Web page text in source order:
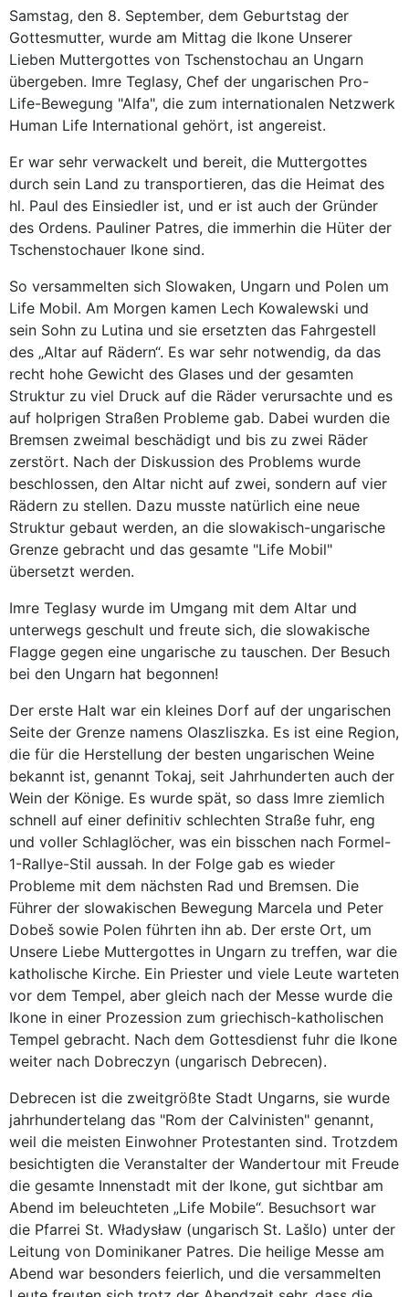
Samstag, den 8. September, dem Geburtstag der
Gottesmutter, wurde am Mittag die Ikone Unserer
Lieben Muttergottes von Tschenstochau an Ungarn
übergeben. Imre Teglasy, Chef der ungarischen Pro-
Life-Bewegung "Alfa", die zum internationalen Netzwerk
Human Life International gehört, ist angereist.
Er war sehr verwackelt und bereit, die Muttergottes
durch sein Land zu transportieren, das die Heimat des
hl. Paul des Einsiedler ist, und er ist auch der Gründer
des Ordens. Pauliner Patres, die immerhin die Hüter der
Tschenstochauer Ikone sind.
So versammelten sich Slowaken, Ungarn und Polen um
Life Mobil. Am Morgen kamen Lech Kowalewski und
sein Sohn zu Lutina und sie ersetzten das Fahrgestell
des „Altar auf Rädern“. Es war sehr notwendig, da das
recht hohe Gewicht des Glases und der gesamten
Struktur zu viel Druck auf die Räder verursachte und es
auf holprigen Straßen Probleme gab. Dabei wurden die
Bremsen zweimal beschädigt und bis zu zwei Räder
zerstört. Nach der Diskussion des Problems wurde
beschlossen, den Altar nicht auf zwei, sondern auf vier
Rädern zu stellen. Dazu musste natürlich eine neue
Struktur gebaut werden, an die slowakisch-ungarische
Grenze gebracht und das gesamte "Life Mobil"
übersetzt werden.
Imre Teglasy wurde im Umgang mit dem Altar und
unterwegs geschult und freute sich, die slowakische
Flagge gegen eine ungarische zu tauschen. Der Besuch
bei den Ungarn hat begonnen!
Der erste Halt war ein kleines Dorf auf der ungarischen
Seite der Grenze namens Olaszliszka. Es ist eine Region,
die für die Herstellung der besten ungarischen Weine
bekannt ist, genannt Tokaj, seit Jahrhunderten auch der
Wein der Könige. Es wurde spät, so dass Imre ziemlich
schnell auf einer definitiv schlechten Straße fuhr, eng
und voller Schlaglöcher, was ein bisschen nach Formel-
1-Rallye-Stil aussah. In der Folge gab es wieder
Probleme mit dem nächsten Rad und Bremsen. Die
Führer der slowakischen Bewegung Marcela und Peter
Dobeš sowie Polen führten ihn ab. Der erste Ort, um
Unsere Liebe Muttergottes in Ungarn zu treffen, war die
katholische Kirche. Ein Priester und viele Leute warteten
vor dem Tempel, aber gleich nach der Messe wurde die
Ikone in einer Prozession zum griechisch-katholischen
Tempel gebracht. Nach dem Gottesdienst fuhr die Ikone
weiter nach Dobreczyn (ungarisch Debrecen).
Debrecen ist die zweitgrößte Stadt Ungarns, sie wurde
jahrhundertelang das "Rom der Calvinisten" genannt,
weil die meisten Einwohner Protestanten sind. Trotzdem
besichtigten die Veranstalter der Wandertour mit Freude
die gesamte Innenstadt mit der Ikone, gut sichtbar am
Abend im beleuchteten „Life Mobile“. Besuchsort war
die Pfarrei St. Władysław (ungarisch St. Lašlo) unter der
Leitung von Dominikaner Patres. Die heilige Messe am
Abend war besonders feierlich, und die versammelten